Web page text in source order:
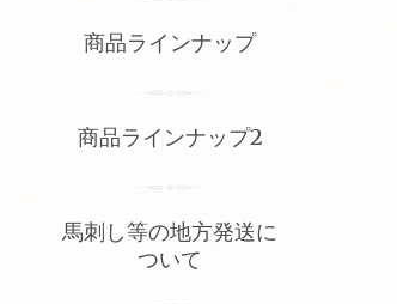
商品ラインナップ
商品ラインナップ2
馬刺し等の地方発送に
ついて